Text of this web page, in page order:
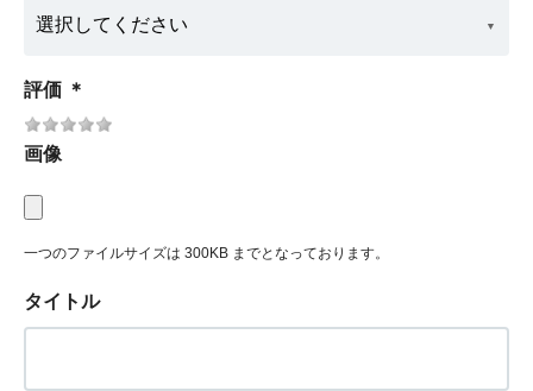
評価 ＊
画像
一つのファイルサイズは 300KB までとなっております。
タイトル